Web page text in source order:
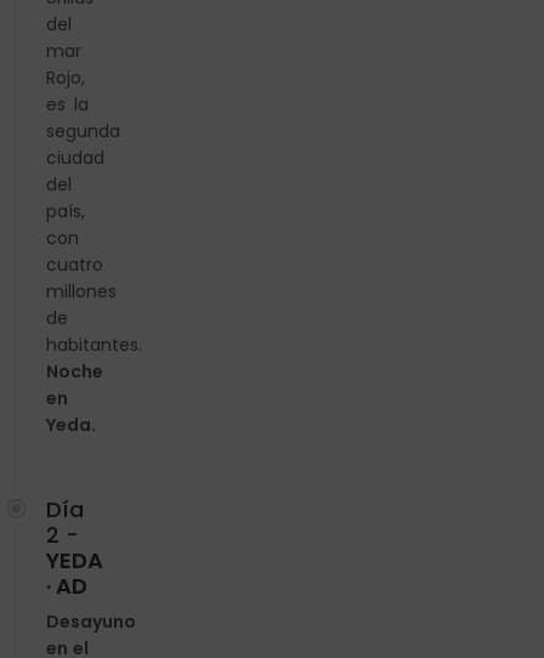
del
mar
Rojo,
es la
segunda
ciudad
del
país,
con
cuatro
millones
de
habitantes.
Noche
en
Yeda.
Día
2 -
YEDA
· AD
Desayuno
en el